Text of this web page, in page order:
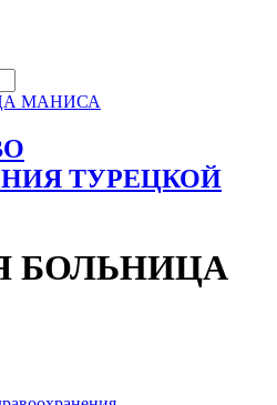
ТУРЕЦКОЙ
БОЛЬНИЦА